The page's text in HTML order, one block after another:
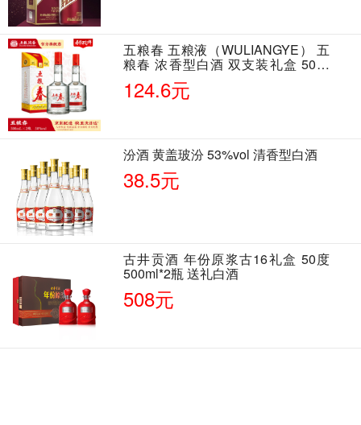
五粮春 五粮液（WULIANGYE） 五
粮春 浓香型白酒 双支装礼盒 50度
500ml*2瓶 含酒具
124.6元
汾酒 黄盖玻汾 53%vol 清香型白酒
38.5元
古井贡酒 年份原浆古16礼盒 50度
500ml*2瓶 送礼白酒
508元